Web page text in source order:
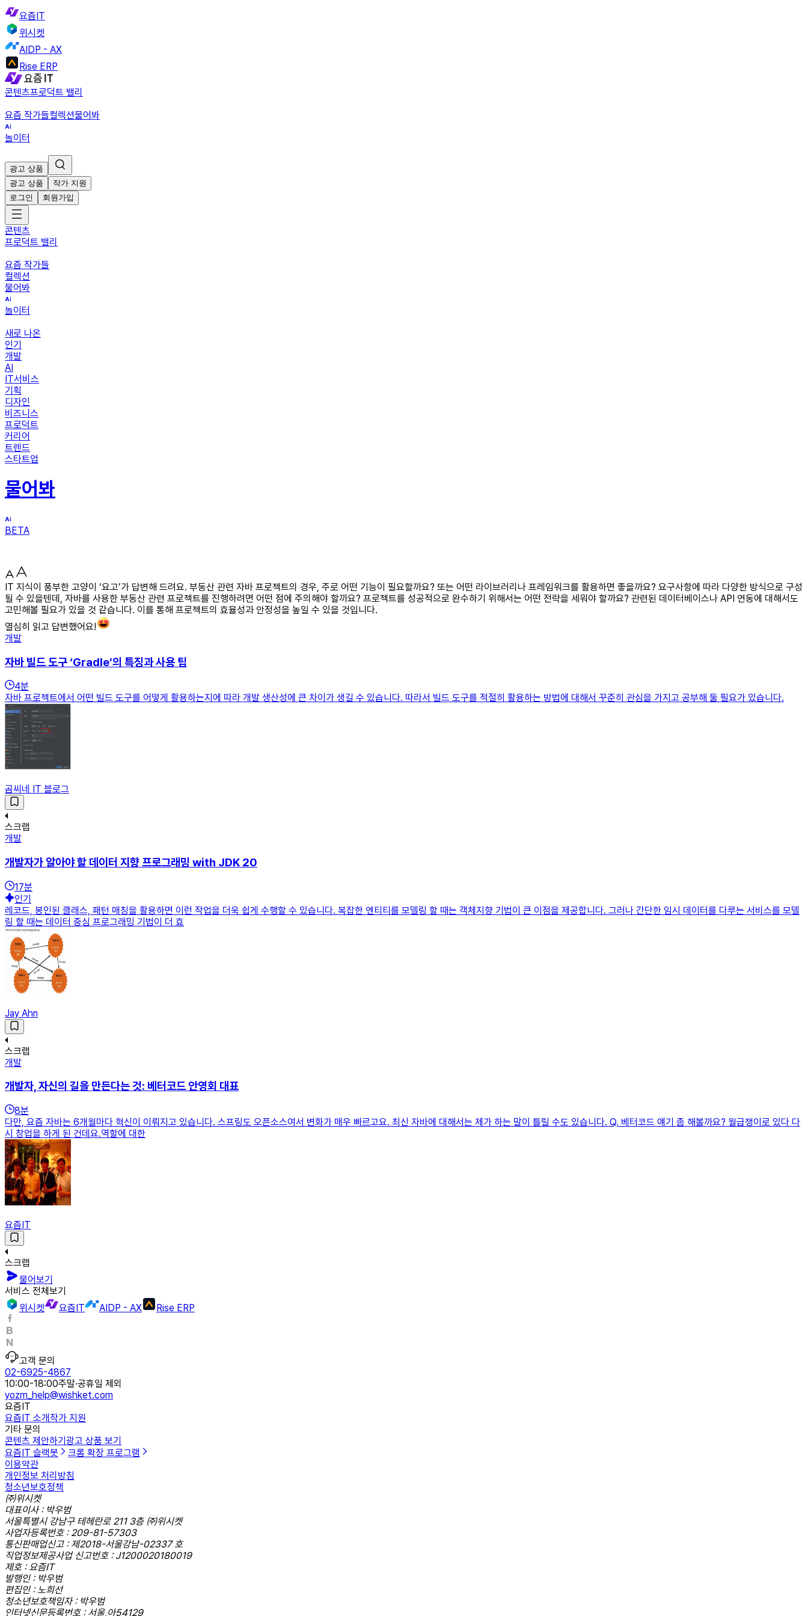
요즘IT
위시켓
AIDP - AX
Rise ERP
콘텐츠프로덕트 밸리
요즘 작가들컬렉션물어봐
놀이터
광고 상품
광고 상품
작가 지원
로그인
회원가입
콘텐츠
프로덕트 밸리
요즘 작가들
컬렉션
물어봐
놀이터
새로 나온
인기
개발
AI
IT서비스
기획
디자인
비즈니스
프로덕트
커리어
트렌드
스타트업
물어봐
BETA
IT 지식이 풍부한 고양이 ‘요고’가 답변해 드려요. 부동산 관련 자바 프로젝트의 경우, 주로 어떤 기능이 필요할까요? 또는 어떤 라이브러리나 프레임워크를 활용하면 좋을까요? 요구사항에 따라 다양한 방식으로 구성
될 수 있을텐데, 자바를 사용한 부동산 관련 프로젝트를 진행하려면 어떤 점에 주의해야 할까요? 프로젝트를 성공적으로 완수하기 위해서는 어떤 전략을 세워야 할까요? 관련된 데이터베이스나 API 연동에 대해서도
고민해볼 필요가 있을 것 같습니다. 이를 통해 프로젝트의 효율성과 안정성을 높일 수 있을 것입니다.
열심히 읽고 답변했어요!
개발
자바 빌드 도구 ‘Gradle’의 특징과 사용 팁
4분
자바 프로젝트에서 어떤 빌드 도구를 어떻게 활용하는지에 따라 개발 생산성에 큰 차이가 생길 수 있습니다. 따라서 빌드 도구를 적절히 활용하는 방법에 대해서 꾸준히 관심을 가지고 공부해 둘 필요가 있습니다.
곰씨네 IT 블로그
스크랩
개발
개발자가 알아야 할 데이터 지향 프로그래밍 with JDK 20
17분
인기
레코드, 봉인된 클래스, 패턴 매칭을 활용하면 이런 작업을 더욱 쉽게 수행할 수 있습니다. 복잡한 엔티티를 모델링 할 때는 객체지향 기법이 큰 이점을 제공합니다. 그러나 간단한 임시 데이터를 다루는 서비스를 모델
링 할 때는 데이터 중심 프로그래밍 기법이 더 효
Jay Ahn
스크랩
개발
개발자, 자신의 길을 만든다는 것: 베터코드 안영회 대표
8분
다만, 요즘 자바는 6개월마다 혁신이 이뤄지고 있습니다. 스프링도 오픈소스여서 변화가 매우 빠르고요. 최신 자바에 대해서는 제가 하는 말이 틀릴 수도 있습니다. Q. 베터코드 얘기 좀 해볼까요? 월급쟁이로 있다 다
시 창업을 하게 된 건데요.역할에 대한
요즘IT
스크랩
물어보기
서비스 전체보기
위시켓
요즘IT AIDP - AX Rise ERP
고객 문의
02-6925-4867
10:00-18:00주말·공휴일 제외
yozm_help@wishket.com
요즘IT
요즘IT 소개작가 지원
기타 문의
콘텐츠 제안하기 광고 상품 보기
요즘IT 슬랙봇
크롬 확장 프로그램
이용약관
개인정보 처리방침
청소년보호정책
㈜위시켓
대표이사 : 박우범
서울특별시 강남구 테헤란로 211 3층 ㈜위시켓
사업자등록번호 : 209-81-57303
통신판매업신고 : 제2018-서울강남-02337 호
직업정보제공사업 신고번호 : J1200020180019
제호 : 요즘IT
발행인 : 박우범
편집인 : 노희선
청소년보호책임자 : 박우범
인터넷신문등록번호 : 서울,아54129